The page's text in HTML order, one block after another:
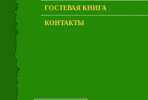
ГОСТЕВАЯ КНИГА
КОНТАКТЫ